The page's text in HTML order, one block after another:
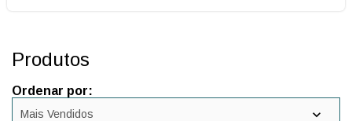
Produtos
Ordenar por: